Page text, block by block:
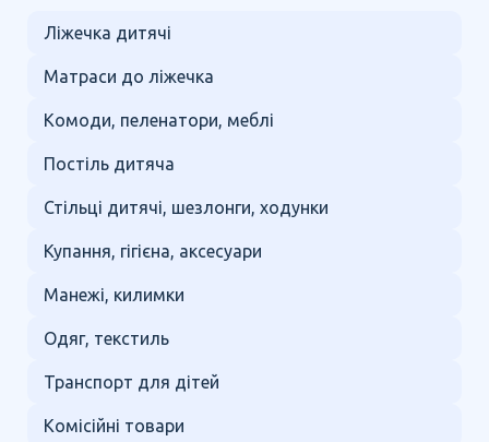
Ліжечка дитячі
Матраси до ліжечка
Комоди, пеленатори, меблі
Постіль дитяча
Стільці дитячі, шезлонги, ходунки
Купання, гігієна, аксесуари
Манежі, килимки
Одяг, текстиль
Транспорт для дітей
Комісійні товари